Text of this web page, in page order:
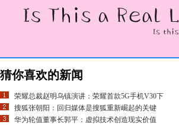
猜你喜欢的新闻
荣耀总裁赵明乌镇演讲：荣耀首款5G手机V30下
搜狐张朝阳：回归媒体是搜狐重新崛起的关键
华为轮值董事长郭平：虚拟技术创造现实价值